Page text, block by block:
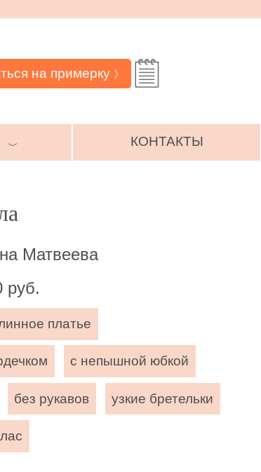
на примерку 》
﹀ КОНТАКТЫ
Матвеева
руб.
платье
с непышной юбкой
без рукавов узкие бретельки